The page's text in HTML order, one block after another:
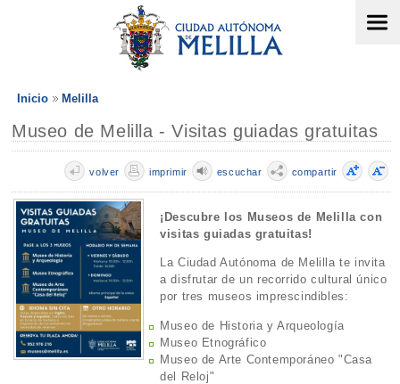
Inicio Melilla
Museo de Melilla - Visitas guiadas gratuitas
compartir
escuchar
imprimir
volver
¡Descubre los Museos de Melilla con
visitas guiadas gratuitas!
La Ciudad Autónoma de Melilla te invita
a disfrutar de un recorrido cultural único
por tres museos imprescindibles:
Museo de Historia y Arqueología
Museo Etnográfico
Museo de Arte Contemporáneo "Casa
del Reloj"